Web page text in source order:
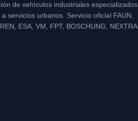
de vehículos industriales especializados
servicios urbanos. Servicio oficial FAUN,
ESA, VM, FPT, BOSCHUNG, NEXTRA.